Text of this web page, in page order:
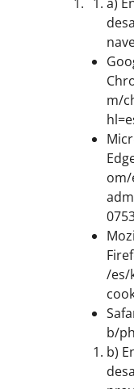
m/
om/
/es/
b/
b)